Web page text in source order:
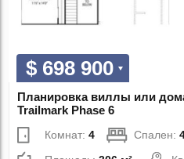
$ 698 900
Планировка виллы или
Trailmark Phase 6
Комнат:4 Спален: